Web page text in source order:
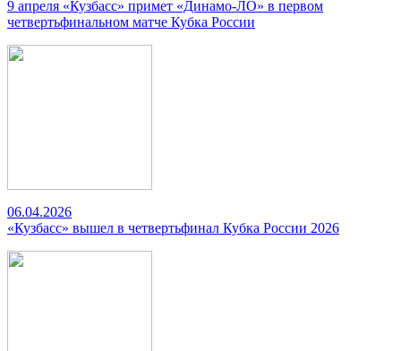
9 апреля «Кузбасс» примет «Динамо-ЛО» в первом
четвертьфинальном матче Кубка России
06.04.2026
«Кузбасс» вышел в четвертьфинал Кубка России 2026